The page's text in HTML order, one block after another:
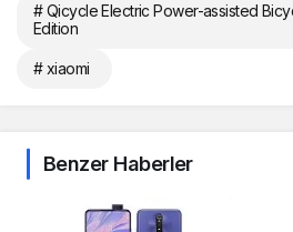
# Qicycle Electric Power-assisted
Edition
# xiaomi
Benzer Haberler